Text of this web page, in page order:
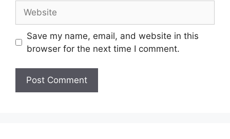
Save my name, email, and website in this
browser for the next time I comment.